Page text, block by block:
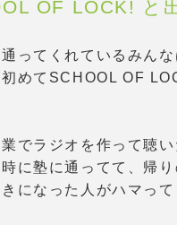
OF LOCK! と
ってくれているみん
めてSCHOOL OF
業でラジオを作って聴
時に塾に通ってて、帰
きになった人がハマっ